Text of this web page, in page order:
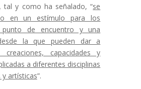
tal y como ha señalado, “se
en un estímulo para los
punto de encuentro y una
la que pueden dar a
creaciones, capacidades y
a diferentes disciplinas
artísticas”.